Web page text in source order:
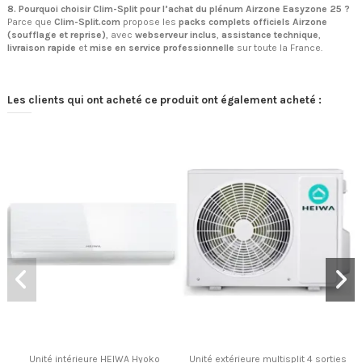
8. Pourquoi choisir Clim-Split pour l’achat du plénum Airzone Easyzone 25 ?
Parce que Clim-Split.com propose les packs complets officiels Airzone
(soufflage et reprise), avec webserveur inclus, assistance technique,
livraison rapide et mise en service professionnelle sur toute la France.
Les clients qui ont acheté ce produit ont également acheté :
Unité intérieure HEIWA Hyoko
Unité extérieure multisplit 4 sorties